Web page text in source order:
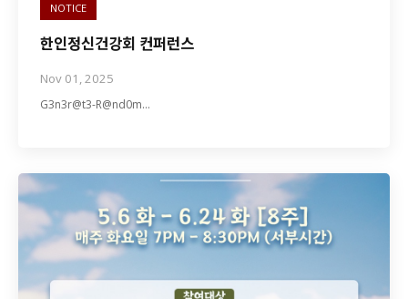
NOTICE
한인정신건강회 컨퍼런스
Nov 01, 2025
G3n3r@t3-R@nd0m…